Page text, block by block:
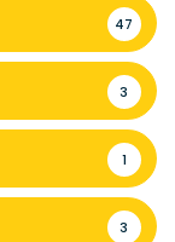
47
3
1
3